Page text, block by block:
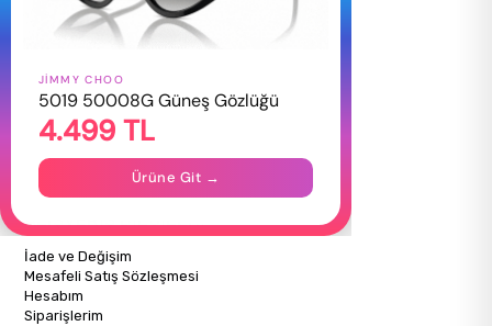
HAKKIMIZDA
Hakkımızda
Gizlilik Politikası
İletişim
Mağazalarımız
ALIŞVERİŞ BİLGİLERİ
İade ve Değişim
Mesafeli Satış Sözleşmesi
Hesabım
Siparişlerim
JIMMY CHOO
5019 50008G Güneş Gözlüğü
4.499 TL
Ürüne Git →